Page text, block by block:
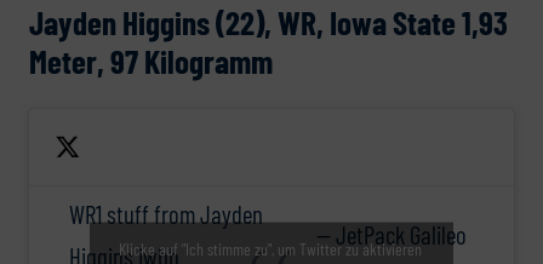
Jayden Higgins (22), WR, Iowa State 1,93
Meter, 97 Kilogramm
WR1 stuff from Jayden
Higgins iwbh
— JetPack Galileo
Klicke auf "Ich stimme zu", um Twitter zu aktivieren